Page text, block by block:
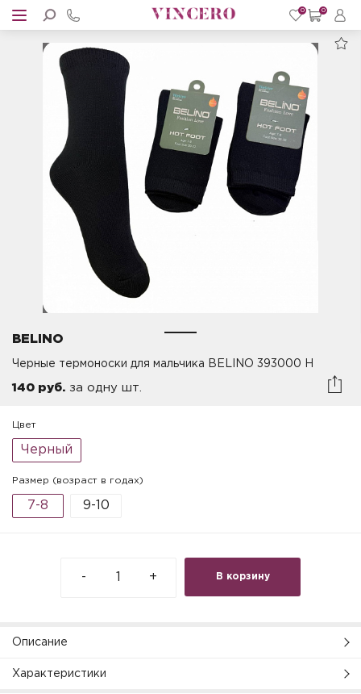
0 0
BELINO
Черные термоноски для мальчика BELINO 393000 H
140 руб. за одну шт.
Цвет
Черный
Размер (возраст в годах)
7-8 9-10
В корзину
- +
Описание
Характеристики